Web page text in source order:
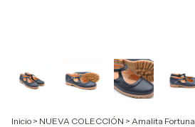
Inicio > NUEVA COLECCIÓN > Amalita Fortuna